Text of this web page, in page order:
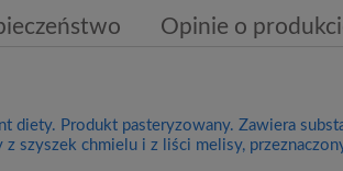
Opinie o
diety. Produkt pasteryzowany. Zawiera
szyszek chmielu i z liści melisy,